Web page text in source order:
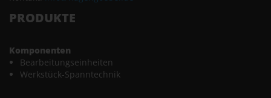
PRODUKTE
Komponenten
Bearbeitungseinheiten
Werkstück-Spanntechnik